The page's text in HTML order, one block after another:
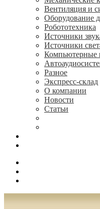
Вентиляция и
Оборудование
Робототехника
Источники
Источники
Компьютерные
Разное
Экспресс-склад
О компании
Новости
Статьи